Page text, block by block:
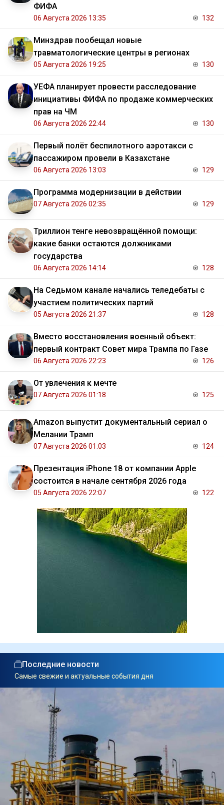
ФИФА
06 Августа 2026 13:35 132
Минздрав пообещал новые
травматологические центры в регионах
05 Августа 2026 19:25 130
УЕФА планирует провести расследование
инициативы ФИФА по продаже коммерческих
прав на ЧМ
06 Августа 2026 22:44 130
Первый полёт беспилотного аэротакси с
пассажиром провели в Казахстане
06 Августа 2026 13:03 129
Программа модернизации в действии
07 Августа 2026 02:35 129
Триллион тенге невозвращённой помощи:
какие банки остаются должниками
государства
06 Августа 2026 14:14 128
На Седьмом канале начались теледебаты с
участием политических партий
05 Августа 2026 21:37 128
Вместо восстановления военный объект:
первый контракт Совет мира Трампа по Газе
06 Августа 2026 22:23 126
От увлечения к мечте
07 Августа 2026 01:18 125
Amazon выпустит документальный сериал о
Мелании Трамп
07 Августа 2026 01:03 124
Презентация iPhone 18 от компании Apple
состоится в начале сентября 2026 года
05 Августа 2026 22:07 122
Последние новости
Самые свежие и актуальные события дня